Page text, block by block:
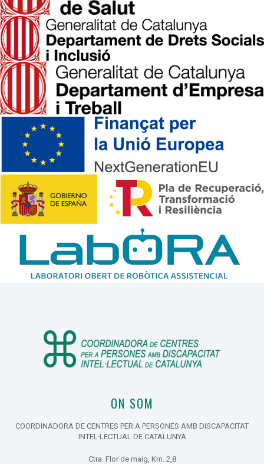
ON SOM
COORDINADORA DE CENTRES PER A PERSONES AMB DISCAPACITAT
INTEL·LECTUAL DE CATALUNYA
Ctra. Flor de maig, Km. 2,8